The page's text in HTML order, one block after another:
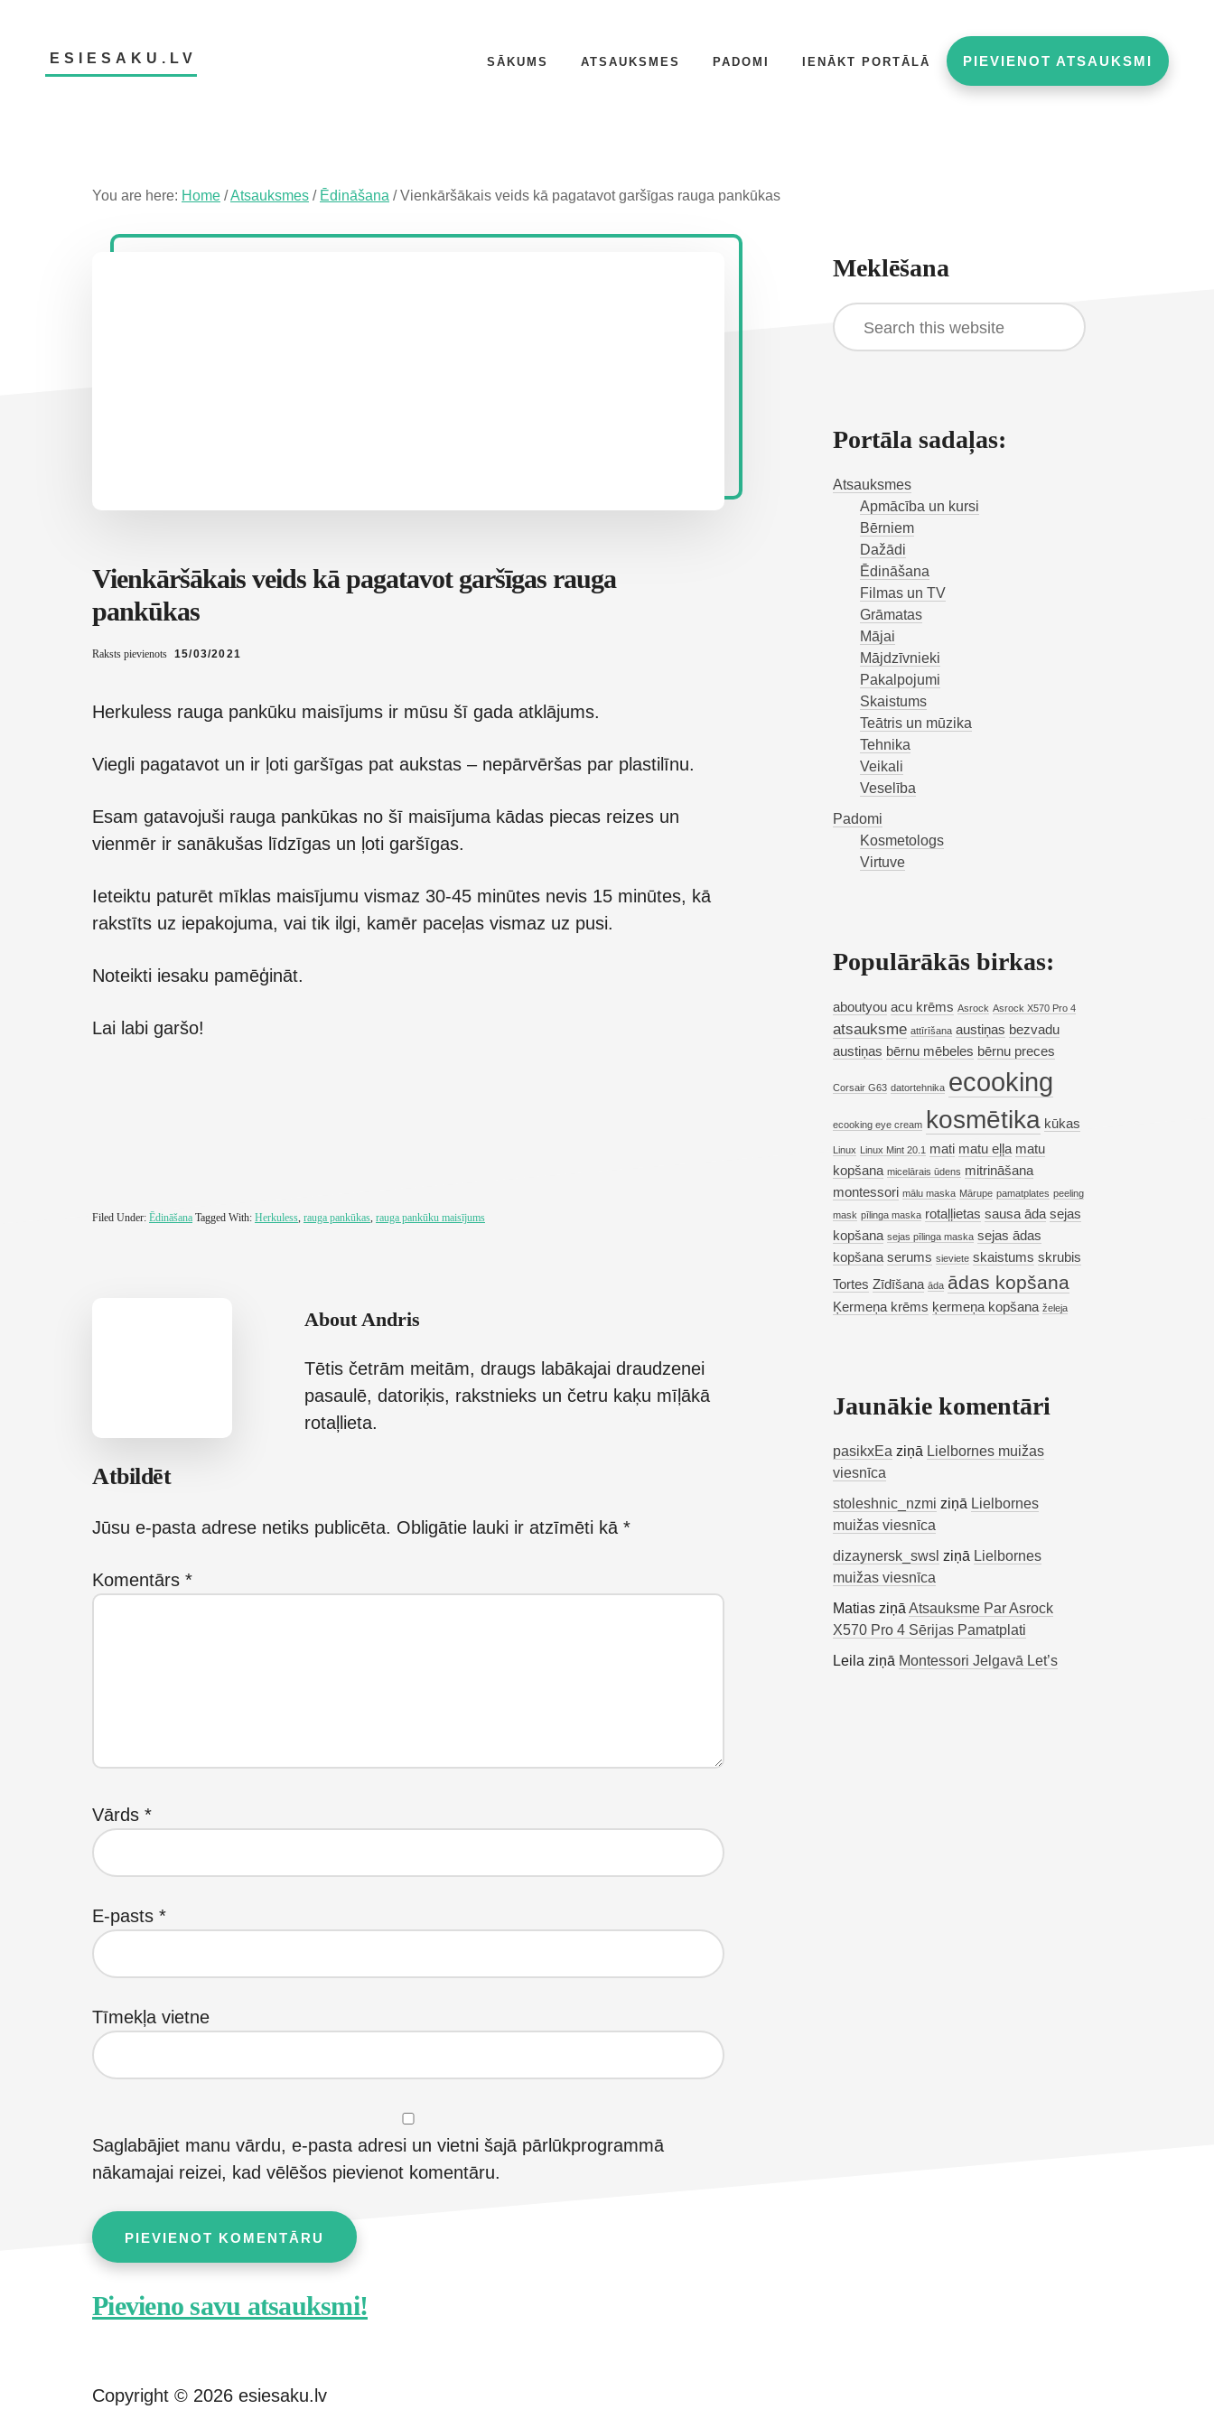
ESIESAKU.LV
SĀKUMS ATSAUKSMES PADOMI IENĀKT PORTĀLĀ PIEVIENOT ATSAUKSMI
You are here: Home /Atsauksmes / Ēdināšana /Vienkāršākais veids kā pagatavot garšīgas rauga pankūkas
Vienkāršākais veids kā pagatavot garšīgas rauga
pankūkas
Raksts pievienots 15/03/2021
Herkuless rauga pankūku maisījums ir mūsu šī gada atklājums.
Viegli pagatavot un ir ļoti garšīgas pat aukstas – nepārvēršas par plastilīnu.
Esam gatavojuši rauga pankūkas no šī maisījuma kādas piecas reizes un
vienmēr ir sanākušas līdzīgas un ļoti garšīgas.
Ieteiktu paturēt mīklas maisījumu vismaz 30-45 minūtes nevis 15 minūtes, kā
rakstīts uz iepakojuma, vai tik ilgi, kamēr paceļas vismaz uz pusi.
Noteikti iesaku pamēģināt.
Lai labi garšo!
Filed Under: Ēdināšana Tagged With: Herkuless, rauga pankūkas, rauga pankūku maisījums
AboutAndris
Tētis četrām meitām, draugs labākajai draudzenei
pasaulē, datoriķis, rakstnieks un četru kaķu mīļākā
rotaļlieta.
Reader
Interactions
Atbildēt
Jūsu e-pasta adrese netiks publicēta. Obligātie lauki ir atzīmēti kā *
Komentārs *
Vārds *
E-pasts *
Tīmekļa vietne
Saglabājiet manu vārdu, e-pasta adresi un vietni šajā pārlūkprogrammā
nākamajai reizei, kad vēlēšos pievienot komentāru.
Sidebar
Meklēšana
Search
this
website
Portāla sadaļas:
Atsauksmes
Apmācība un kursi
Bērniem
Dažādi
Ēdināšana
Filmas un TV
Grāmatas
Mājai
Mājdzīvnieki
Pakalpojumi
Skaistums
Teātris un mūzika
Tehnika
Veikali
Veselība
Padomi
Kosmetologs
Virtuve
Populārākās birkas:
aboutyou acu krēms Asrock Asrock X570 Pro 4
atsauksme attīrīšana austiņas bezvadu
austiņas bērnu mēbeles bērnu preces
Corsair G63 datortehnika ecooking
ecooking eye cream kosmētika kūkas
Linux Linux Mint 20.1 mati matu eļļa matu
kopšana micelārais ūdens mitrināšana
montessori mālu maska Mārupe pamatplates peeling
mask pīlinga maska rotaļļietas sausa āda sejas
kopšana sejas pīlinga maska sejas ādas
kopšana serums sieviete skaistums skrubis
Tortes Zīdīšana āda ādas kopšana
Ķermeņa krēms ķermeņa kopšana želeja
Jaunākie komentāri
pasikxEa ziņā Lielbornes muižas
viesnīca
stoleshnic_nzmi ziņā Lielbornes
muižas viesnīca
dizaynersk_swsl ziņā Lielbornes
muižas viesnīca
Matias ziņā Atsauksme Par Asrock
X570 Pro 4 Sērijas Pamatplati
Leila ziņā Montessori Jelgavā Let’s
Pievieno savu atsauksmi!
Copyright © 2026 esiesaku.lv